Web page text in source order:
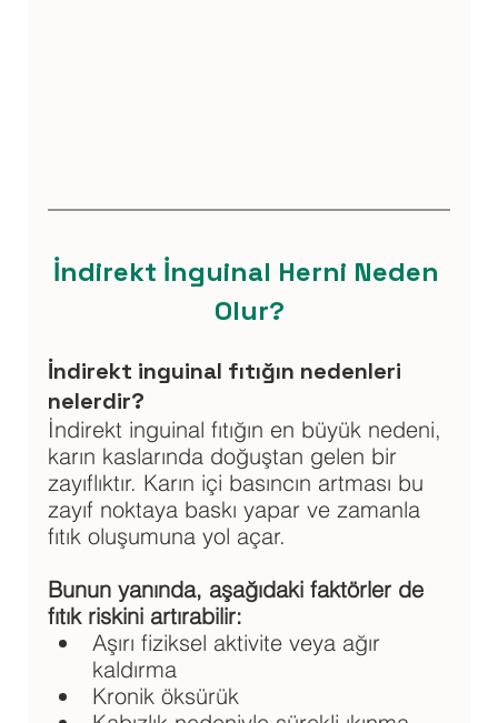
İndirekt İnguinal Herni Neden
Olur?
İndirekt inguinal fıtığın nedenleri
nelerdir?
İndirekt inguinal fıtığın en büyük nedeni,
karın kaslarında doğuştan gelen bir
zayıflıktır. Karın içi basıncın artması bu
zayıf noktaya baskı yapar ve zamanla
fıtık oluşumuna yol açar.
Bunun yanında, aşağıdaki faktörler de
fıtık riskini artırabilir:
Aşırı fiziksel aktivite veya ağır
kaldırma
Kronik öksürük